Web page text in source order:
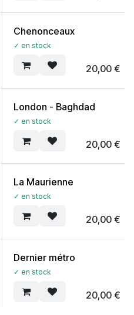
Chenonceaux
✓ en stock
20,00€
London - Baghdad
✓ en stock
20,00€
La Maurienne
✓ en stock
20,00€
Dernier métro
✓ en stock
20,00€